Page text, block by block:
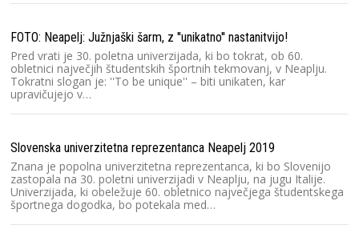
FOTO: Neapelj: Južnjaški šarm, z ''unikatno'' nastanitvijo!
Pred vrati je 30. poletna univerzijada, ki bo tokrat, ob 60.
obletnici največjih študentskih športnih tekmovanj, v Neaplju.
Tokratni slogan je: ''To be unique'' – biti unikaten, kar
upravičujejo v…
Slovenska univerzitetna reprezentanca Neapelj 2019
Znana je popolna univerzitetna reprezentanca, ki bo Slovenijo
zastopala na 30. poletni univerzijadi v Neaplju, na jugu Italije.
Univerzijada, ki obeležuje 60. obletnico največjega študentskega
športnega dogodka, bo potekala med…